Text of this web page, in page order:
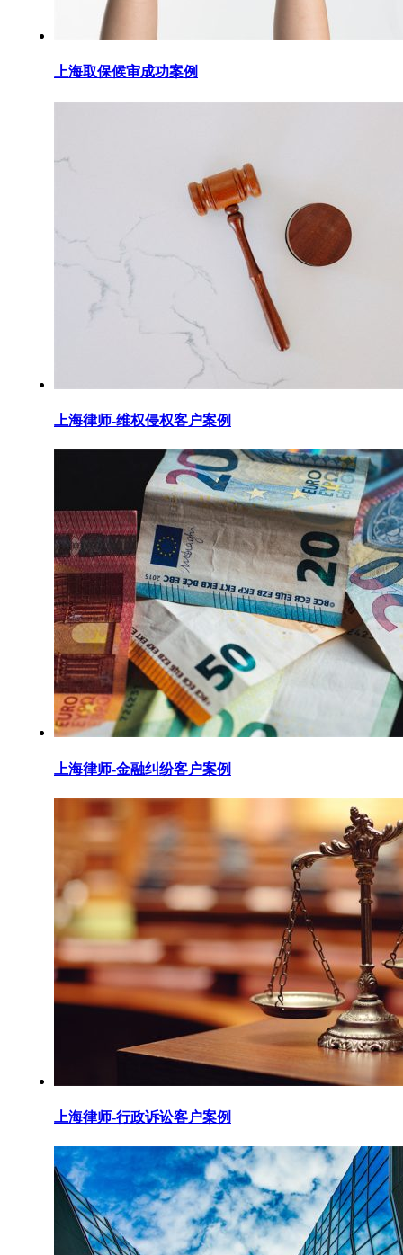
上海取保候审成功案例
上海律师-维权侵权客户案例
上海律师-金融纠纷客户案例
上海律师-行政诉讼客户案例